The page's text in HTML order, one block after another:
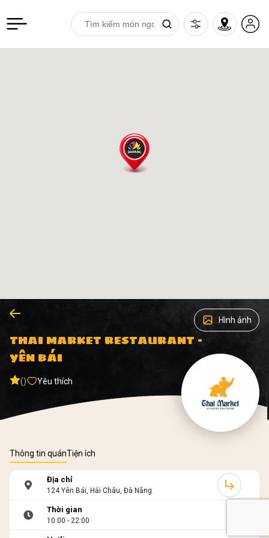
Hình ảnh
THAI MARKET RESTAURANT -
YÊN BÁI
() Yêu thích
Thông tin quánTiện ích
Địa chỉ
124 Yên Bái, Hải Châu, Đà Nẵng
Thời gian
10:00 - 22:00